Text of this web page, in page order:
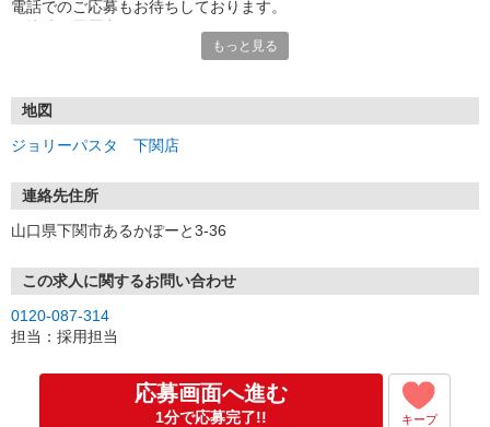
電話でのご応募もお待ちしております。
もっと見る
地図
ジョリーパスタ 下関店
連絡先住所
山口県下関市あるかぽーと3-36
この求人に関するお問い合わせ
0120-087-314
担当：採用担当
応募画面へ進む
1分で応募完了!! キープ